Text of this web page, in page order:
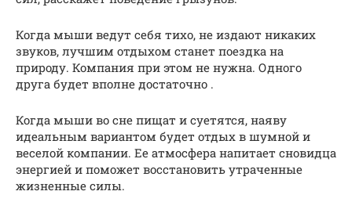
Когда мыши ведут себя тихо, не издают никаких
звуков, лучшим отдыхом станет поездка на
природу. Компания при этом не нужна. Одного
друга будет вполне достаточно .
Когда мыши во сне пищат и суетятся, наяву
идеальным вариантом будет отдых в шумной и
веселой компании. Ее атмосфера напитает сновидца
энергией и поможет восстановить утраченные
жизненные силы.